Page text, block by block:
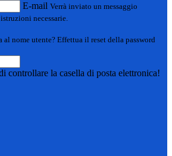
E-mail Verrà inviato un messaggio
necessarie.
al nome utente? Effettua il reset della password
controllare la casella di posta elettronica!